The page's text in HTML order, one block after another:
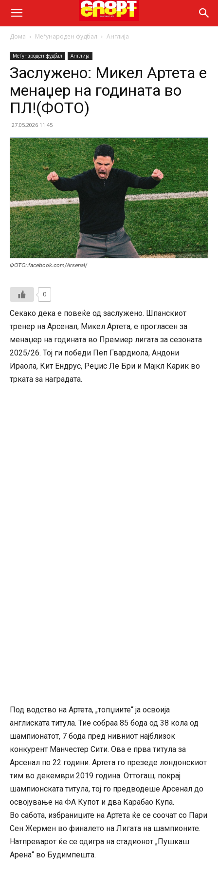
Дома Меѓународен фудбал Англија
Меѓународен фудбал Англија
Заслужено: Микел Артета е
менаџер на годината во
ПЛ!(ФОТО)
27.05.2026 11:45
ФОТО:.facebook.com/Arsenal/
0
Секако дека е повеќе од заслужено. Шпанскиот
тренер на Арсенал, Микел Артета, е прогласен за
менаџер на годината во Премиер лигата за сезоната
2025/26. Тој ги победи Пеп Гвардиола, Андони
Ираола, Кит Ендрус, Реџис Ле Бри и Мајкл Карик во
трката за наградата.
Под водство на Артета, „топџиите“ ја освоија
англиската титула. Тие собраа 85 бода од 38 кола од
шампионатот, 7 бода пред нивниот најблизок
конкурент Манчестер Сити. Ова е прва титула за
Арсенал по 22 години. Артета го презеде лондонскиот
тим во декември 2019 година. Оттогаш, покрај
шампионската титула, тој го предводеше Арсенал до
освојување на ФА Купот и два Карабао Купа.
Во сабота, избраниците на Артета ќе се соочат со Пари
Сен Жермен во финалето на Лигата на шампионите.
Натпреварот ќе се одигра на стадионот „Пушкаш
Арена“ во Будимпешта.